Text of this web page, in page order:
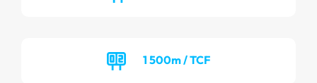
1 500m / TCF